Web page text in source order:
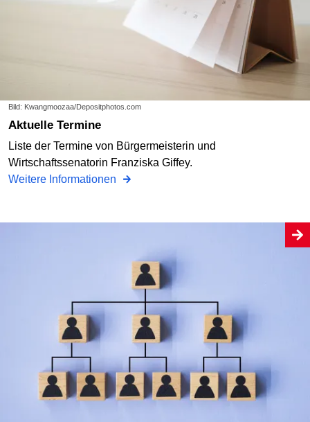
Bild: Kwangmoozaa/Depositphotos.com
Aktuelle Termine
Liste der Termine von Bürgermeisterin und
Wirtschaftssenatorin Franziska Giffey.
Weitere Informationen